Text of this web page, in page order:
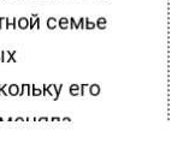
семье
его